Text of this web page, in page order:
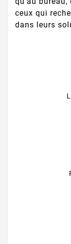
ceux qui
dans leurs